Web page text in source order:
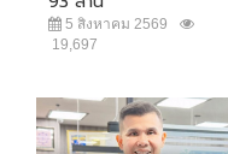
5 สิงหาคม 2569
19,697